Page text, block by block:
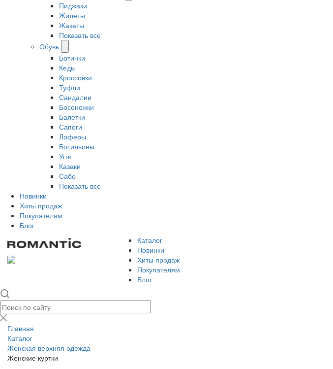
Пиджаки
Жилеты
Жакеты
Показать все
Обувь
Ботинки
Кеды
Кроссовки
Туфли
Сандалии
Босоножки
Балетки
Сапоги
Лоферы
Ботильоны
Угги
Казаки
Сабо
Показать все
Новинки
Хиты продаж
Покупателям
Блог
Каталог
Новинки
Хиты продаж
Покупателям
Блог
Главная
Каталог
Женская верхняя одежда
Женские куртки